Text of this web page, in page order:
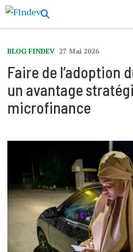
BLOG FINDEV 27 Mai 2026
Faire de l’adoption
un avantage
microfinance